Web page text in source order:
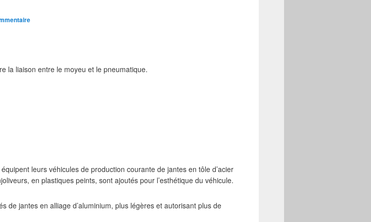
la liaison entre le moyeu et le pneumatique.
leurs véhicules de production courante de jantes en tôle d’acier
en plastiques peints, sont ajoutés pour l’esthétique du véhicule.
de jantes en alliage d’aluminium, plus légères et autorisant plus de